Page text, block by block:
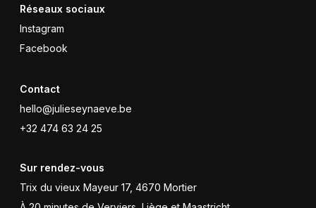
Réseaux sociaux
Instagram
Facebook
Contact
hello@julieseynaeve.be
+32 474 63 24 25
Sur rendez-vous
Trix du vieux Mayeur 17, 4670 Mortier